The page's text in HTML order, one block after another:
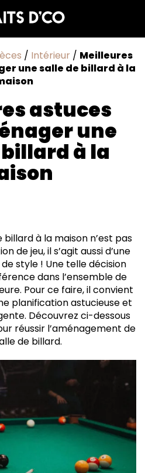
/ Intérieur / Meilleures
une salle de billard à la
astuces
une
à la
billard adéquate
à la maison n’est pas
de jeu, il s’agit aussi d’une
style ! Une telle décision
dans l’ensemble de
Pour ce faire, il convient
planification astucieuse et
Découvrez ci-dessous
réussir l’aménagement de
de billard.